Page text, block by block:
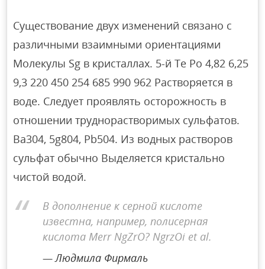
Существование двух изменений связано с
различными взаимными ориентациями
Молекулы Sg в кристаллах. 5-й Те Ро 4,82 6,25
9,3 220 450 254 685 990 962 Растворяется в
воде. Следует проявлять осторожность в
отношении труднорастворимых сульфатов.
Ba304, 5g804, Pb504. Из водных растворов
сульфат обычно Выделяется кристально
чистой водой.
В дополнение к серной кислоте
известна, например, полисерная
кислота Merr NgZrO? NgrzOi et al.
Людмила Фирмаль